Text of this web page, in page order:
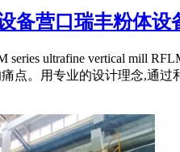
备营口瑞丰粉体设
series ultrafine vertical mill
点。用专业的设计理念,通过